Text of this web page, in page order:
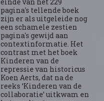
pagina's tellende boek
zijn er als uitgeleide nog
een schamele zestien
pagina's gewijd aan
contextinformatie. Het
contrast met het boek
Kinderen van de
repressie van historicus
Koen Aerts, dat na de
reeks ‘Kinderen van de
collaboratie’ uitkwam en